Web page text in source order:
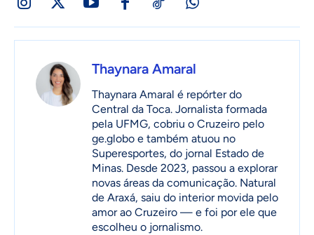
Thaynara Amaral
Thaynara Amaral é repórter do
Central da Toca. Jornalista formada
pela UFMG, cobriu o Cruzeiro pelo
ge.globo e também atuou no
Superesportes, do jornal Estado de
Minas. Desde 2023, passou a explorar
novas áreas da comunicação. Natural
de Araxá, saiu do interior movida pelo
amor ao Cruzeiro — e foi por ele que
escolheu o jornalismo.